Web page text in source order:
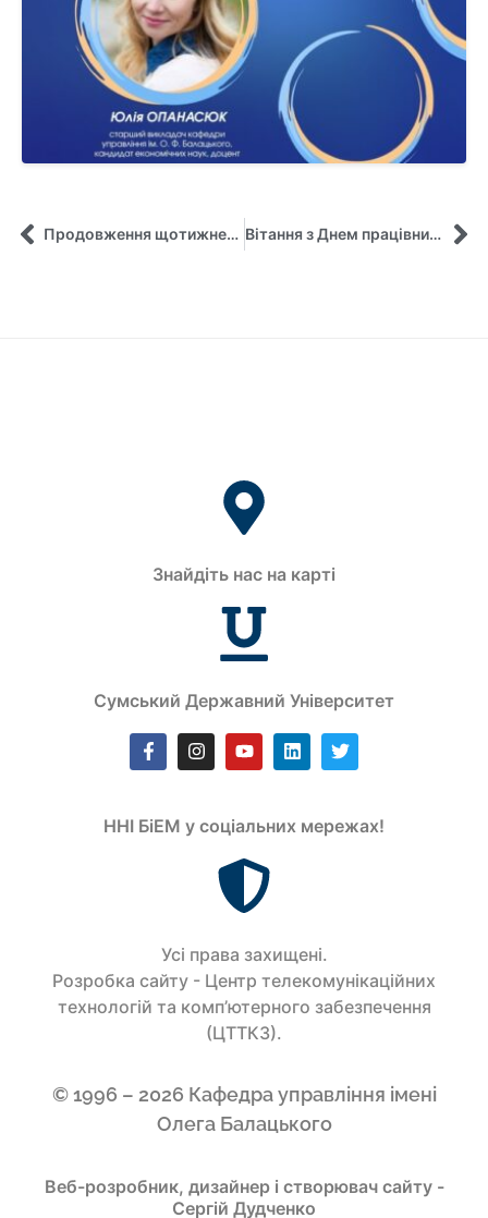
Продовження щотижневих зустрічей з практиками Вітання з Днем працівника освіти!
Знайдіть нас на карті
Сумський Державний Університет
ННІ БіЕМ у соціальних мережах!
Усi права захищенi.
Розробка сайту - Центр телекомунікаційних
технологій та комп’ютерного забезпечення
(ЦТТКЗ).
© 1996 – 2026 Кафедра управління імені
Олега Балацького
Веб-розробник, дизайнер і створювач сайту -
Сергій Дудченко